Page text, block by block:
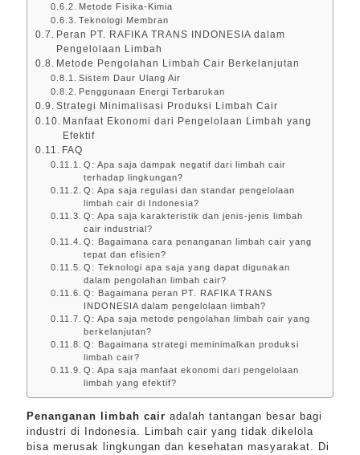
Metode Fisika-Kimia
Teknologi Membran
Peran PT. RAFIKA TRANS INDONESIA dalam
Pengelolaan Limbah
Metode Pengolahan Limbah Cair Berkelanjutan
Sistem Daur Ulang Air
Penggunaan Energi Terbarukan
Strategi Minimalisasi Produksi Limbah Cair
Manfaat Ekonomi dari Pengelolaan Limbah yang
Efektif
FAQ
Q: Apa saja dampak negatif dari limbah cair
terhadap lingkungan?
Q: Apa saja regulasi dan standar pengelolaan
limbah cair di Indonesia?
Q: Apa saja karakteristik dan jenis-jenis limbah
cair industrial?
Q: Bagaimana cara penanganan limbah cair yang
tepat dan efisien?
Q: Teknologi apa saja yang dapat digunakan
dalam pengolahan limbah cair?
Q: Bagaimana peran PT. RAFIKA TRANS
INDONESIA dalam pengelolaan limbah?
Q: Apa saja metode pengolahan limbah cair yang
berkelanjutan?
Q: Bagaimana strategi meminimalkan produksi
limbah cair?
Q: Apa saja manfaat ekonomi dari pengelolaan
limbah yang efektif?
Penanganan limbah cair adalah tantangan besar bagi
industri di Indonesia. Limbah cair yang tidak dikelola
bisa merusak lingkungan dan kesehatan masyarakat. Di